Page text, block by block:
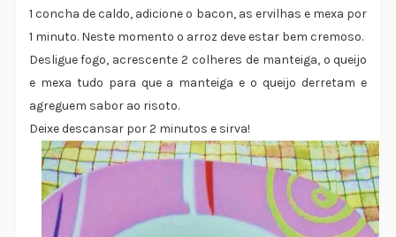
1 concha de caldo, adicione o bacon, as ervilhas e mexa por
1 minuto. Neste momento o arroz deve estar bem cremoso.
Desligue fogo, acrescente 2 colheres de manteiga, o queijo
e mexa tudo para que a manteiga e o queijo derretam e
agreguem sabor ao risoto.
Deixe descansar por 2 minutos e sirva!